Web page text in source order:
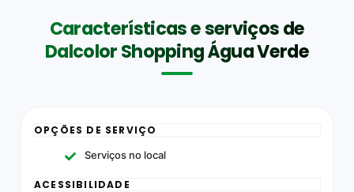
Características e serviços de
Dalcolor Shopping Água Verde
OPÇÕES DE SERVIÇO
Serviços no local
ACESSIBILIDADE